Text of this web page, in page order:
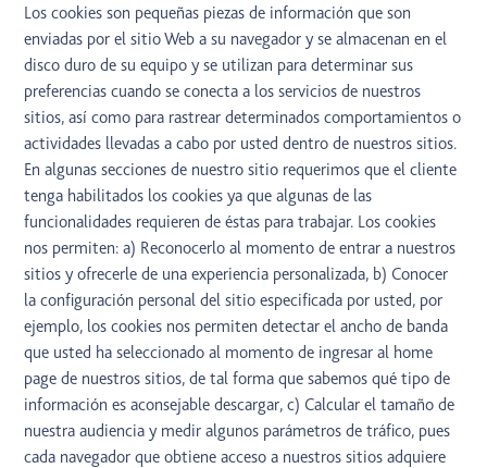
Los cookies son pequeñas piezas de información que son
enviadas por el sitio Web a su navegador y se almacenan en el
disco duro de su equipo y se utilizan para determinar sus
preferencias cuando se conecta a los servicios de nuestros
sitios, así como para rastrear determinados comportamientos o
actividades llevadas a cabo por usted dentro de nuestros sitios.
En algunas secciones de nuestro sitio requerimos que el cliente
tenga habilitados los cookies ya que algunas de las
funcionalidades requieren de éstas para trabajar. Los cookies
nos permiten: a) Reconocerlo al momento de entrar a nuestros
sitios y ofrecerle de una experiencia personalizada, b) Conocer
la configuración personal del sitio especificada por usted, por
ejemplo, los cookies nos permiten detectar el ancho de banda
que usted ha seleccionado al momento de ingresar al home
page de nuestros sitios, de tal forma que sabemos qué tipo de
información es aconsejable descargar, c) Calcular el tamaño de
nuestra audiencia y medir algunos parámetros de tráfico, pues
cada navegador que obtiene acceso a nuestros sitios adquiere